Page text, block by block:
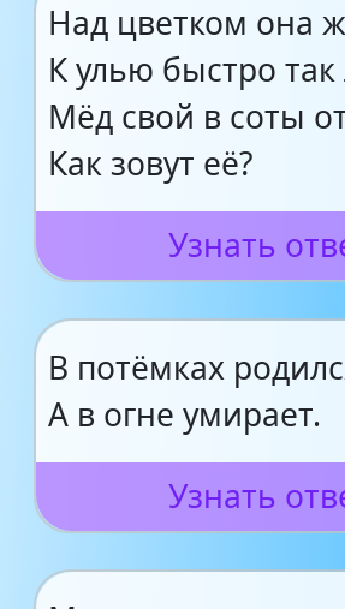
Над цветком она
К улью быстро так
Мёд свой в соты
Как зовут её?
Узнать
В потёмках
А в огне умирает.
Узнать